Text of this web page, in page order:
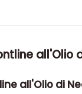
all'Olio
all'Olio di